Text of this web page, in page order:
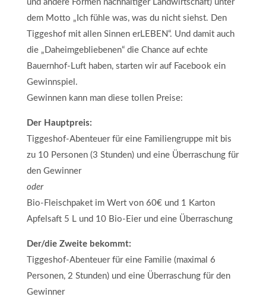
und andere Formen nachhaltiger Landwirtschaft) unter
dem Motto „Ich fühle was, was du nicht siehst. Den
Tiggeshof mit allen Sinnen erLEBEN“. Und damit auch
die „Daheimgebliebenen“ die Chance auf echte
Bauernhof-Luft haben, starten wir auf Facebook ein
Gewinnspiel.
Gewinnen kann man diese tollen Preise:
Der Hauptpreis:
Tiggeshof-Abenteuer für eine Familiengruppe mit bis
zu 10 Personen (3 Stunden) und eine Überraschung für
den Gewinner
oder
Bio-Fleischpaket im Wert von 60€ und 1 Karton
Apfelsaft 5 L und 10 Bio-Eier und eine Überraschung
Der/die Zweite bekommt:
Tiggeshof-Abenteuer für eine Familie (maximal 6
Personen, 2 Stunden) und eine Überraschung für den
Gewinner